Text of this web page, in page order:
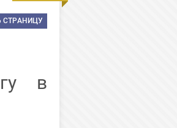
СТРАНИЦУ
в